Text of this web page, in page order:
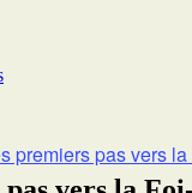
premiers pas vers